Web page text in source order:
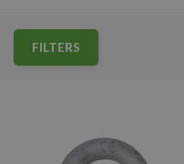
FILTERS